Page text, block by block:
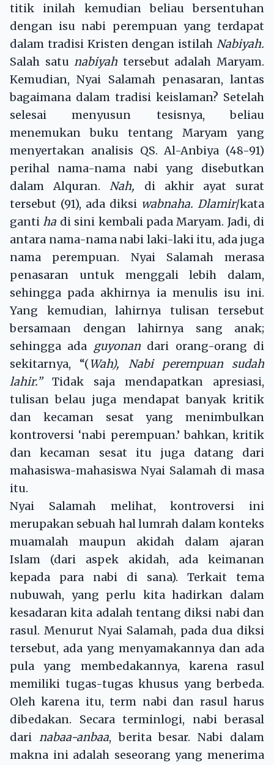
titik inilah kemudian beliau bersentuhan
dengan isu nabi perempuan yang terdapat
dalam tradisi Kristen dengan istilah Nabiyah.
Salah satunabiyah tersebut adalah Maryam.
Kemudian, Nyai Salamah penasaran, lantas
bagaimana dalam tradisi keislaman? Setelah
selesai menyusun tesisnya, beliau
menemukan buku tentang Maryam yang
menyertakan analisis QS. Al-Anbiya (48-91)
perihal nama-nama nabi yang disebutkan
dalam Alquran.Nah, di akhir ayat surat
tersebut (91), ada diksi wabnaha. Dlamir/kata
ganti ha di sini kembali pada Maryam. Jadi, di
antara nama-nama nabi laki-laki itu, ada juga
nama perempuan. Nyai Salamah merasa
penasaran untuk menggali lebih dalam,
sehingga pada akhirnya ia menulis isu ini.
Yang kemudian, lahirnya tulisan tersebut
bersamaan dengan lahirnya sang anak;
sehingga ada guyonan dari orang-orang di
sekitarnya, “( Wah), Nabi perempuan sudah
lahir.” Tidak saja mendapatkan apresiasi,
tulisan belau juga mendapat banyak kritik
dan kecaman sesat yang menimbulkan
kontroversi ‘nabi perempuan.’ bahkan, kritik
dan kecaman sesat itu juga datang dari
mahasiswa-mahasiswa Nyai Salamah di masa
itu.
Nyai Salamah melihat, kontroversi ini
merupakan sebuah hal lumrah dalam konteks
muamalah maupun akidah dalam ajaran
Islam (dari aspek akidah, ada keimanan
kepada para nabi di sana). Terkait tema
nubuwah, yang perlu kita hadirkan dalam
kesadaran kita adalah tentang diksi nabi dan
rasul. Menurut Nyai Salamah, pada dua diksi
tersebut, ada yang menyamakannya dan ada
pula yang membedakannya, karena rasul
memiliki tugas-tugas khusus yang berbeda.
Oleh karena itu, term nabi dan rasul harus
dibedakan. Secara terminlogi, nabi berasal
dari nabaa-anbaa, berita besar. Nabi dalam
makna ini adalah seseorang yang menerima